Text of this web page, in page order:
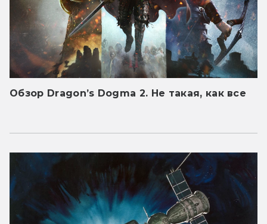
Обзор Dragon’s Dogma 2. Не такая, как все